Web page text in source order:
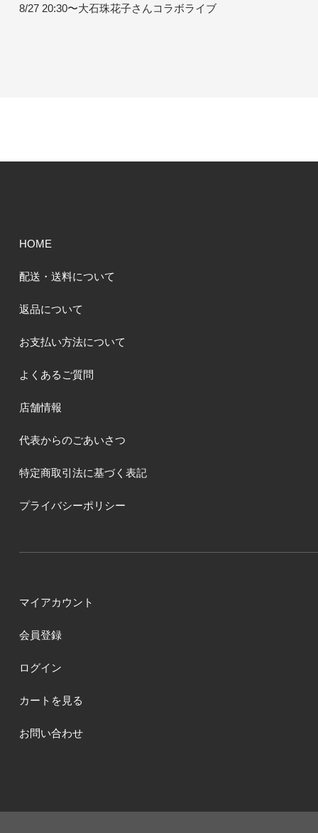
8/27 20:30〜大石珠花子さんコラボライブ
HOME
配送・送料について
返品について
お支払い方法について
よくあるご質問
店舗情報
代表からのごあいさつ
特定商取引法に基づく表記
プライバシーポリシー
マイアカウント
会員登録
ログイン
カートを見る
お問い合わせ